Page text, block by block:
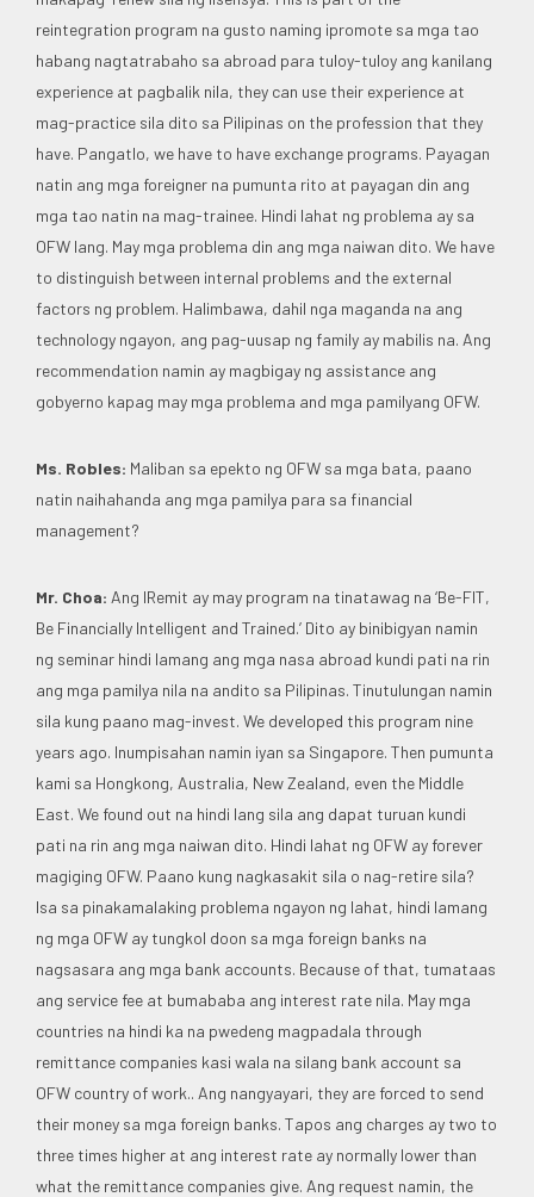
reintegration program na gusto naming ipromote sa mga tao
habang nagtatrabaho sa abroad para tuloy-tuloy ang kanilang
experience at pagbalik nila, they can use their experience at
mag-practice sila dito sa Pilipinas on the profession that they
have. Pangatlo, we have to have exchange programs. Payagan
natin ang mga foreigner na pumunta rito at payagan din ang
mga tao natin na mag-trainee. Hindi lahat ng problema ay sa
OFW lang. May mga problema din ang mga naiwan dito. We have
to distinguish between internal problems and the external
factors ng problem. Halimbawa, dahil nga maganda na ang
technology ngayon, ang pag-uusap ng family ay mabilis na. Ang
recommendation namin ay magbigay ng assistance ang
gobyerno kapag may mga problema and mga pamilyang OFW.
Ms. Robles: Maliban sa epekto ng OFW sa mga bata, paano
natin naihahanda ang mga pamilya para sa financial
management?
Mr. Choa: Ang IRemit ay may program na tinatawag na ‘Be-FIT,
Be Financially Intelligent and Trained.’ Dito ay binibigyan namin
ng seminar hindi lamang ang mga nasa abroad kundi pati na rin
ang mga pamilya nila na andito sa Pilipinas. Tinutulungan namin
sila kung paano mag-invest. We developed this program nine
years ago. Inumpisahan namin iyan sa Singapore. Then pumunta
kami sa Hongkong, Australia, New Zealand, even the Middle
East. We found out na hindi lang sila ang dapat turuan kundi
pati na rin ang mga naiwan dito. Hindi lahat ng OFW ay forever
magiging OFW. Paano kung nagkasakit sila o nag-retire sila?
Isa sa pinakamalaking problema ngayon ng lahat, hindi lamang
ng mga OFW ay tungkol doon sa mga foreign banks na
nagsasara ang mga bank accounts. Because of that, tumataas
ang service fee at bumababa ang interest rate nila. May mga
countries na hindi ka na pwedeng magpadala through
remittance companies kasi wala na silang bank account sa
OFW country of work.. Ang nangyayari, they are forced to send
their money sa mga foreign banks. Tapos ang charges ay two to
three times higher at ang interest rate ay normally lower than
what the remittance companies give. Ang request namin, the